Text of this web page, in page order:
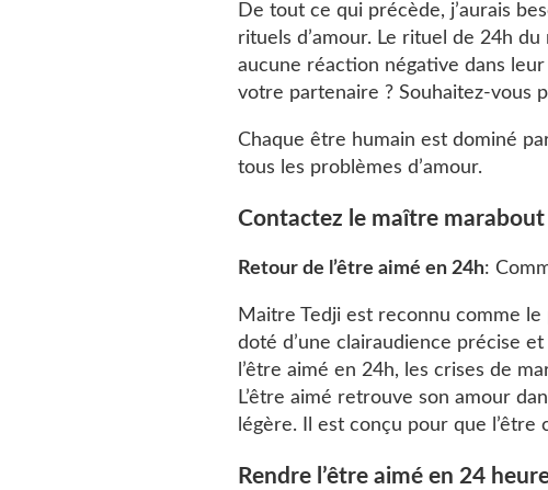
De tout ce qui précède, j’aurais
rituels d’amour. Le rituel de 24h
aucune réaction négative dans
votre partenaire ? Souhaitez-vous
Chaque être humain est dominé
tous les problèmes d’amour.
Contactez le maître marabout
Retour de l’être aimé en 24h:
Maitre Tedji est reconnu comme
doté d’une clairaudience précise
l’être aimé en 24h, les crises de
L’être aimé retrouve son amour
légère. Il est conçu pour que
Rendre l’être aimé en 24